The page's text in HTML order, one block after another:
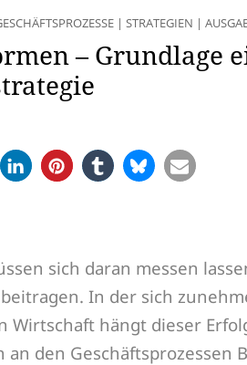
| STRATEGIEN |
– Grundlage
sich daran messen
In der sich
Wirtschaft hängt dieser
an den Geschäftsprozessen